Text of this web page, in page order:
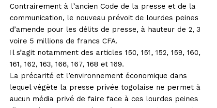
Contrairement à l’ancien Code de la presse et de la
communication, le nouveau prévoit de lourdes peines
d’amende pour les délits de presse, à hauteur de 2, 3
voire 5 millions de francs CFA.
Il s’agit notamment des articles 150, 151, 152, 159, 160,
161, 162, 163, 166, 167, 168 et 169.
La précarité et l’environnement économique dans
lequel végète la presse privée togolaise ne permet à
aucun média privé de faire face à ces lourdes peines